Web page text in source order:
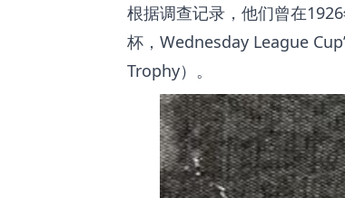
根据调查记录，他们曾在
杯，Wednesday League Cup
Trophy）。